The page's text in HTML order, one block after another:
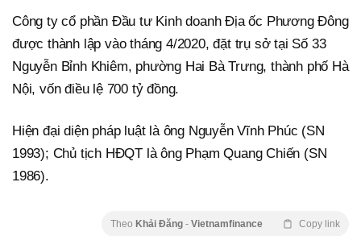
Công ty cổ phần Đầu tư Kinh doanh Địa ốc Phương Đông
được thành lập vào tháng 4/2020, đặt trụ sở tại Số 33
Nguyễn Bỉnh Khiêm, phường Hai Bà Trưng, thành phố Hà
Nội, vốn điều lệ 700 tỷ đồng.
Hiện đại diện pháp luật là ông Nguyễn Vĩnh Phúc (SN
1993); Chủ tịch HĐQT là ông Phạm Quang Chiến (SN
1986).
Theo Khải Đăng - Vietnamfinance Copy link